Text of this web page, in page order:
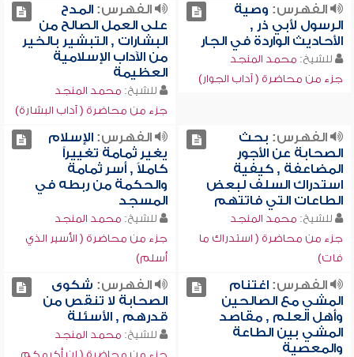
الفهرس: وصية
الرسول لأبي ذر ,
الأحاديث الواردة في الجار
للشيخ: محمد المنجد
جزء من محاضرة ( آداب الجوار)
الفهرس:المدح
على العمل الصالح من
البشارات , التبشير بالخير
من الآداب الإسلامية
العظيمة
للشيخ: محمد المنجد
جزء من محاضرة ( آداب البشارة)
الفهرس: بحث
الصحابة عن الأجور
المضاعفة , كيفية
استدراك السلف لبعض
الطاعات التي فاتتهم
للشيخ: محمد المنجد
جزء من محاضرة ( استدراك ما
فات)
الفهرس:الإسلام
يغير ثمامة تغييراً
كاملاً , أسر ثمامة
والحكمة من ربطه في
المسجد
للشيخ: محمد المنجد
جزء من محاضرة ( الأسير الذي
أسلم)
الفهرس:اغتنام
المشي مع الصالحين
وأهل العلم , مقاصد
المشي بين الطاعة
والمعصية
الفهرس: شكوى
الصحابة لا تنقص من
قدرهم , الأسئلة
للشيخ: محمد المنجد
جزء من محاضرة ( إن أكرمكم